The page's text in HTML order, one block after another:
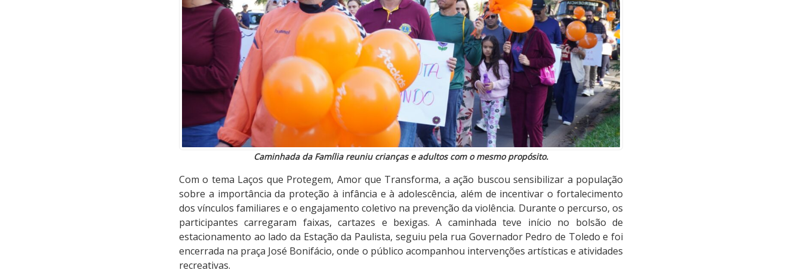
Caminhada da Família reuniu crianças e adultos com o mesmo propósito.
Com o tema Laços que Protegem, Amor que Transforma, a ação buscou sensibilizar a população
sobre a importância da proteção à infância e à adolescência, além de incentivar o fortalecimento
dos vínculos familiares e o engajamento coletivo na prevenção da violência. Durante o percurso, os
participantes carregaram faixas, cartazes e bexigas. A caminhada teve início no bolsão de
estacionamento ao lado da Estação da Paulista, seguiu pela rua Governador Pedro de Toledo e foi
encerrada na praça José Bonifácio, onde o público acompanhou intervenções artísticas e atividades
recreativas.